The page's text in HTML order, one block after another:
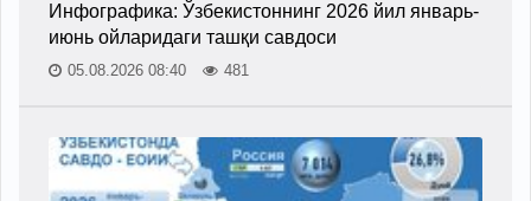
Инфографика: Ўзбекистоннинг 2026 йил январь-
июнь ойларидаги ташқи савдоси
05.08.2026 08:40 481